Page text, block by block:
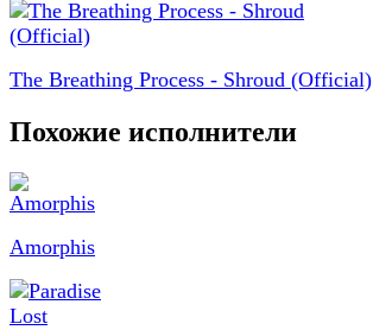
The Breathing Process - Shroud (Official)
Похожие исполнители
Amorphis